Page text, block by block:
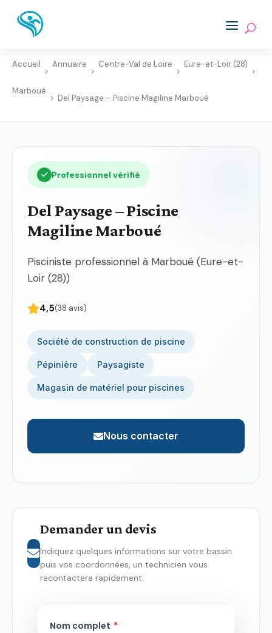
Accueil
>
Annuaire
>
Centre-Val de Loire
>
Eure-et-Loir (28)
>
Marboué
> Del Paysage – Piscine Magiline Marboué
Professionnel vérifié
Del Paysage – Piscine
Magiline Marboué
Pisciniste professionnel à Marboué (Eure-et-
Loir (28))
4,5(38 avis)
Société de construction de piscine
Pépinière Paysagiste
Magasin de matériel pour piscines
Nous contacter
Demander un devis
Indiquez quelques informations sur votre bassin
puis vos coordonnées, un technicien vous
recontactera rapidement.
Nom complet *